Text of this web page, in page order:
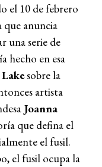
el 10 de febrero
que anuncia
una serie de
hecho en esa
Lakesobre la
artista
Joanna
que defina el
el fusil.
el fusil ocupa la